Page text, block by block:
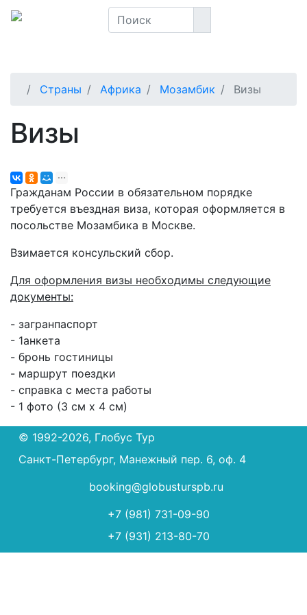
Страны Африка Мозамбик Визы
Визы
Гражданам России в обязательном порядке
требуется въездная виза, которая оформляется в
посольстве Мозамбика в Москве.
Взимается консульский сбор.
Для оформления визы необходимы следующие
документы:
- загранпаспорт
- 1анкета
- бронь гостиницы
- маршрут поездки
- справка с места работы
- 1 фото (3 см х 4 см)
© 1992-2026, Глобус Тур
Санкт-Петербург, Манежный пер. 6, оф. 4
booking@globusturspb.ru
+7 (981) 731-09-90
+7 (931) 213-80-70